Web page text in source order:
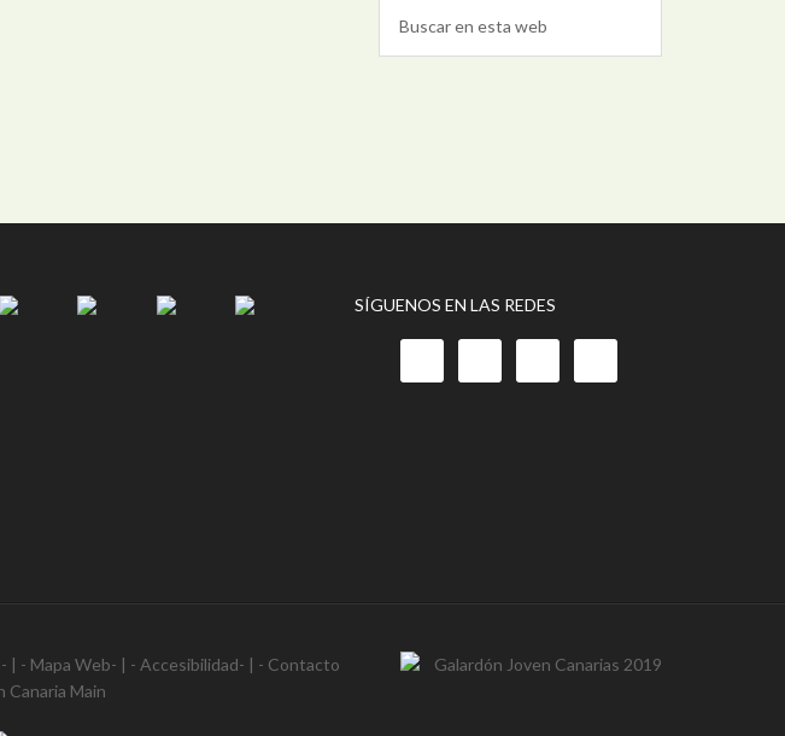
SÍGUENOS EN LAS REDES
- | - Mapa Web- | - Accesibilidad- | - Contacto
Canaria Main